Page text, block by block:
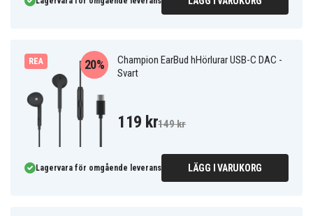
REA
Champion EarBud hHörlurar USB-C DAC -
Svart
20%
119 kr149 kr
Lagervara för omgående leverans LÄGG I VARUKORG